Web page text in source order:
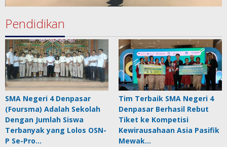
Pendidikan
SMA Negeri 4 Denpasar
(Foursma) Adalah Sekolah
Dengan Jumlah Siswa
Terbanyak yang Lolos OSN-
P Se-Pro…
Tim Terbaik SMA Negeri 4
Denpasar Berhasil Rebut
Tiket ke Kompetisi
Kewirausahaan Asia Pasifik
Mewak…